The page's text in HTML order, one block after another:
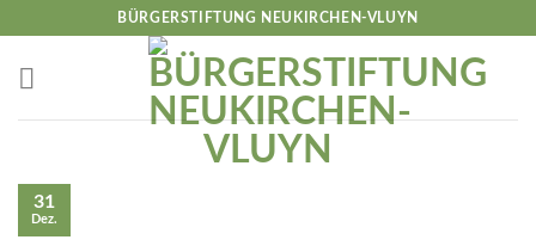
content
BÜRGERSTIFTUNG NEUKIRCHEN-VLUYN
31
Dez.